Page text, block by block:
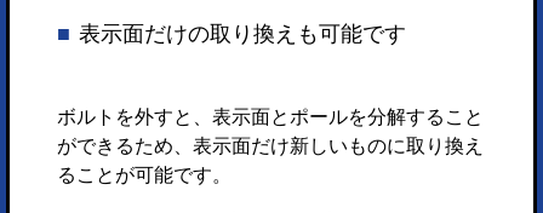
表示面だけの取り換えも可能です
ボルトを外すと、表示面とポールを分解すること
ができるため、表示面だけ新しいものに取り換え
ることが可能です。